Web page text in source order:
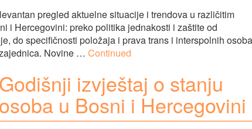
pregled aktuelne situacije i trendova u različitim
i Hercegovini: preko politika jednakosti i zaštite od
do specifičnosti položaja i prava trans i interspolnih
Novine … Continued
izvještaj o stanju
u Bosni i Hercegovini